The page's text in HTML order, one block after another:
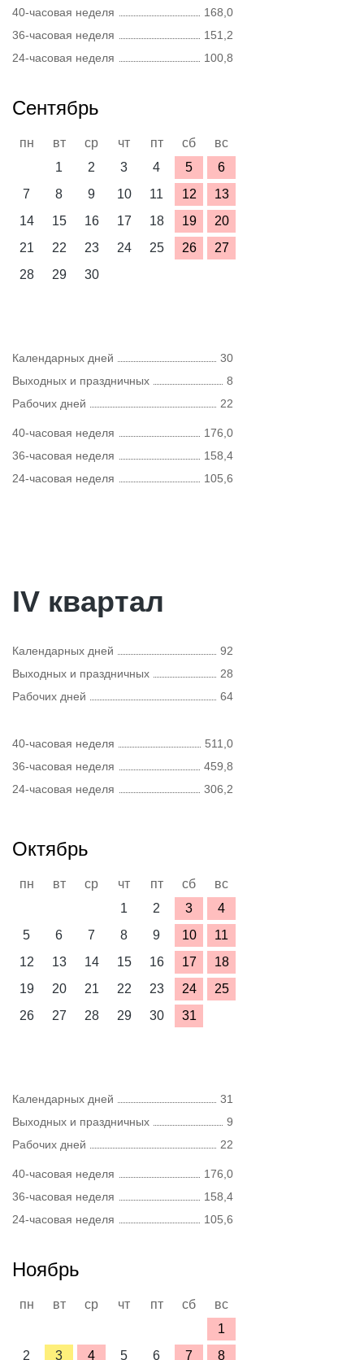
40-часовая неделя
168,0
36-часовая неделя
151,2
24-часовая неделя
100,8
Сентябрь
пн вт ср чт пт сб
вс
1
2 3 4 5
6
7
8 9 10 11 12
13
14
15 16 17 18 19
20
21
22 23 24 25 26
27
28
29 30
Календарных дней
30
Выходных и праздничных
8
Рабочих дней
22
40-часовая неделя
176,0
36-часовая неделя
158,4
24-часовая неделя
105,6
IV квартал
Календарных дней
92
Выходных и праздничных
28
Рабочих дней
64
40-часовая неделя
511,0
36-часовая неделя
459,8
24-часовая неделя
306,2
Октябрь
пн вт ср чт пт сб
вс
1
2 3
4
5
6 7 8 9 10
11
12
13 14 15 16 17
18
19
20 21 22 23 24
25
26
27 28 29 30 31
Календарных дней
31
Выходных и праздничных
9
Рабочих дней
22
40-часовая неделя
176,0
36-часовая неделя
158,4
24-часовая неделя
105,6
Ноябрь
пн вт ср чт пт сб
вс
1
2
3 4 5 6 7 8